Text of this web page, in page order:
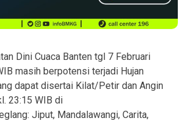
Dini Cuaca Banten tgl 7 Februari
masih berpotensi terjadi Hujan
dapat disertai Kilat/Petir dan Angin
23:15 WIB di
Jiput, Mandalawangi, Carita,